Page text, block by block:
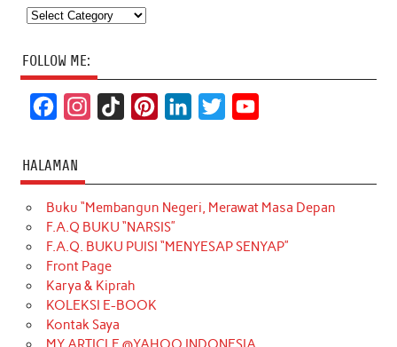
Categories
FOLLOW ME:
c
e
b
o
o
k
t
a
g
r
a
m
T
o
k
t
e
r
k
e
d
t
t
e
T
u
b
HALAMAN
Buku “Membangun Negeri, Merawat Masa Depan
F.A.Q BUKU “NARSIS”
F.A.Q. BUKU PUISI “MENYESAP SENYAP”
Front Page
Karya & Kiprah
KOLEKSI E-BOOK
Kontak Saya